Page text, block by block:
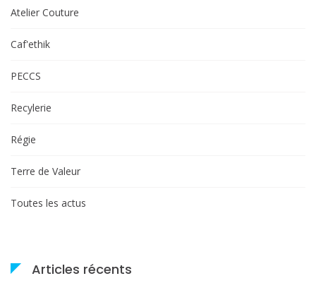
Atelier Couture
Caf'ethik
PECCS
Recylerie
Régie
Terre de Valeur
Toutes les actus
Articles récents